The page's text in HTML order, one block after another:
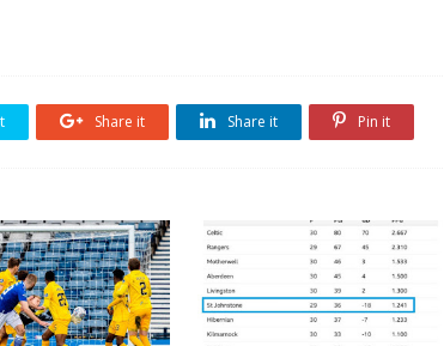
Share it Share it Pin it